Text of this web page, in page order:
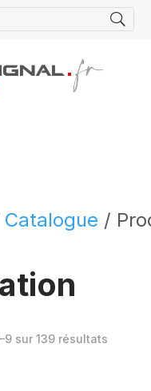
Catalogue /
sur 139 résultats